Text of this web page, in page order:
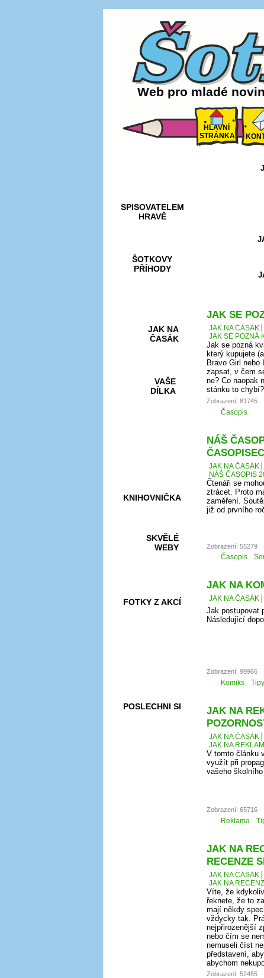
Web pro mladé
HLAVNÍ
STRÁNKA
SPISOVATELEM
HRAVĚ
ŠOTKOVY
PŘÍHODY
JAK NA
ČASÁK
VAŠE
DÍLKA
KNIHOVNIČKA
SKVĚLÉ
WEBY
FOTKY Z AKCÍ
POSLECHNI SI
JAK SE
JAK NA ČASÁK
JAK SE POZNÁ
Jak se pozná
který kupujete
Bravo Girl
zapsat, v čem
ne? Co naopak
stánku to chybí?
Zobrazení: 81745
Časopis
NÁŠ
JAK NA ČASÁK
NÁŠ ČASOPIS
Čtenáři se
ztrácet. Proto
zaměření.
již od prvního
Zobrazení: 55279
Časopis
JAK NA
JAK NA ČASÁK
Jak postupovat
Následující
Zobrazení: 99966
Komiks
JAK NA
JAK NA ČASÁK
JAK NA
V tomto článku
využít při
vašeho
Zobrazení: 65716
Reklama
JAK NA
RECENZE
JAK NA ČASÁK
JAK NA
Víte, že
řeknete, že to
mají někdy
vždycky tak.
nejpřirozenější
nebo čím se
nemuseli číst
představení,
abychom
Zobrazení: 52455